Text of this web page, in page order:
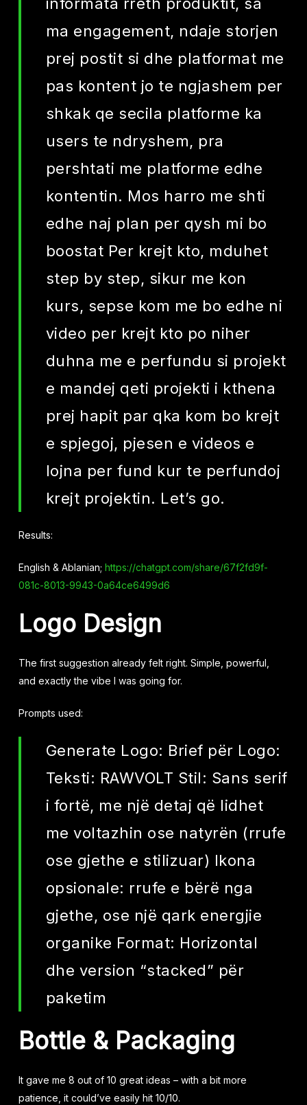
ma engagement, ndaje storjen
prej postit si dhe platformat me
pas kontent jo te ngjashem per
shkak qe secila platforme ka
users te ndryshem, pra
pershtati me platforme edhe
kontentin. Mos harro me shti
edhe naj plan per qysh mi bo
boostat Per krejt kto, mduhet
step by step, sikur me kon
kurs, sepse kom me bo edhe ni
video per krejt kto po niher
duhna me e perfundu si projekt
e mandej qeti projekti i kthena
prej hapit par qka kom bo krejt
e spjegoj, pjesen e videos e
lojna per fund kur te perfundoj
krejt projektin. Let’s go.
Results:
English & Ablanian; https://chatgpt.com/share/67f2fd9f-
081c-8013-9943-0a64ce6499d6
Logo Design
The first suggestion already felt right. Simple, powerful,
and exactly the vibe I was going for.
Prompts used:
Generate Logo: Brief për Logo:
Teksti: RAWVOLT Stil: Sans serif
i fortë, me një detaj që lidhet
me voltazhin ose natyrën (rrufe
ose gjethe e stilizuar) Ikona
opsionale: rrufe e bërë nga
gjethe, ose një qark energjie
organike Format: Horizontal
dhe version “stacked” për
paketim
Bottle & Packaging
It gave me 8 out of 10 great ideas – with a bit more
patience, it could’ve easily hit 10/10.